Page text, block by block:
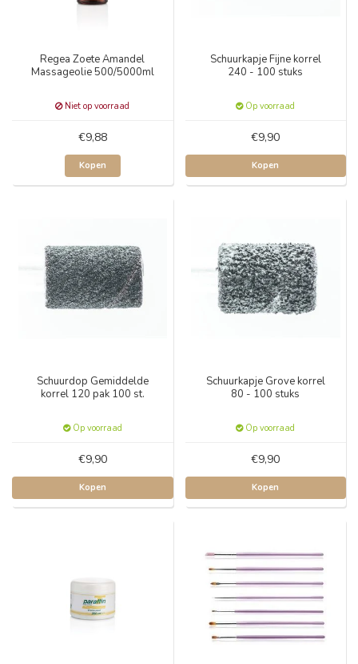
Regea Zoete Amandel
Massageolie 500/5000ml
Niet op voorraad
€9,88
Kopen
Schuurkapje Fijne korrel
240 - 100 stuks
Op voorraad
€9,90
Kopen
Schuurdop Gemiddelde
korrel 120 pak 100 st.
Op voorraad
€9,90
Kopen
Schuurkapje Grove korrel
80 - 100 stuks
Op voorraad
€9,90
Kopen